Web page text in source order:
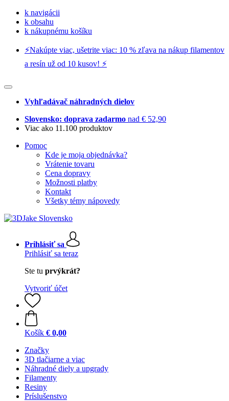
k navigácii
k obsahu
k nákupnému košíku
⚡️Nakúpte viac, ušetrite viac: 10 % zľava na nákup filamentov
a resín už od 10 kusov! ⚡️
Vyhľadávač náhradných dielov
Slovensko: doprava zadarmo nad € 52,90
Viac ako 11.100 produktov
Pomoc
Kde je moja objednávka?
Vrátenie tovaru
Cena dopravy
Možnosti platby
Kontakt
Všetky témy nápovedy
Prihlásiť sa
Prihlásiť sa teraz
Ste tu prvýkrát?
Vytvoriť účet
Košík € 0,00
Značky
3D tlačiarne a viac
Náhradné diely a upgrady
Filamenty
Resiny
Príslušenstvo